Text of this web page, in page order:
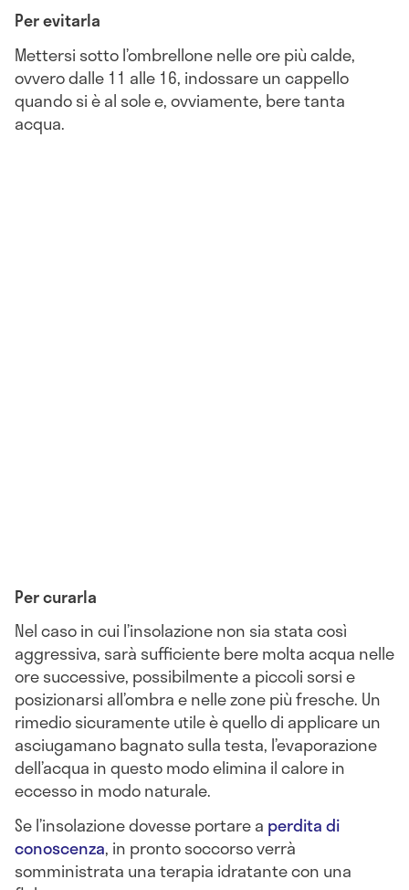
Per evitarla
Mettersi sotto l’ombrellone nelle ore più calde,
ovvero dalle 11 alle 16, indossare un cappello
quando si è al sole e, ovviamente, bere tanta
acqua.
Per curarla
Nel caso in cui l’insolazione non sia stata così
aggressiva, sarà sufficiente bere molta acqua nelle
ore successive, possibilmente a piccoli sorsi e
posizionarsi all’ombra e nelle zone più fresche. Un
rimedio sicuramente utile è quello di applicare un
asciugamano bagnato sulla testa, l’evaporazione
dell’acqua in questo modo elimina il calore in
eccesso in modo naturale.
Se l’insolazione dovesse portare a perdita di
conoscenza, in pronto soccorso verrà
somministrata una terapia idratante con una